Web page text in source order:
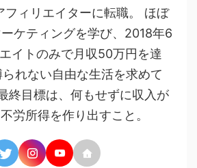
フィリエイターに転職。 ほぼ
ケティングを学び、2018年6
イトのみで月収50万円を達
れない自由な生活を求めて
終目標は、何もせずに収入が
労所得を作り出すこと。